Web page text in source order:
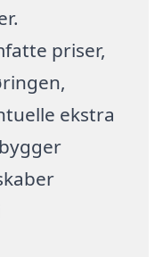
priser,
ekstra